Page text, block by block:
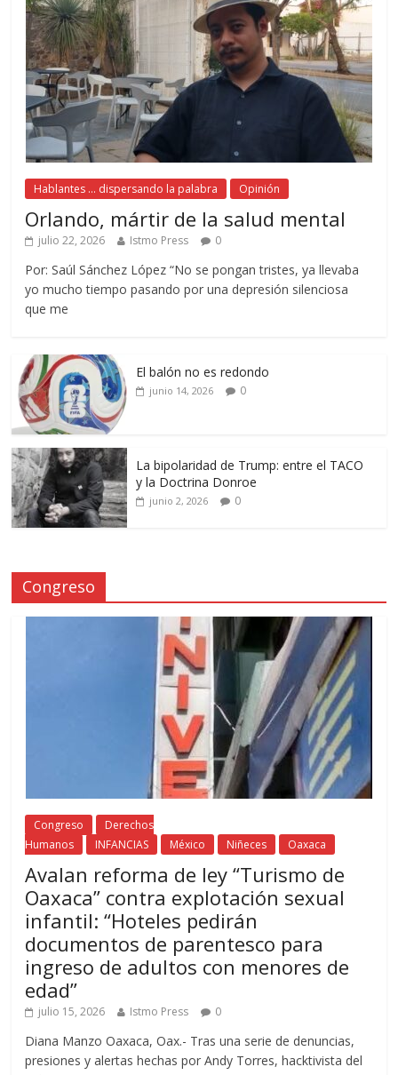
Hablantes ... dispersando la palabra Opinión
Orlando, mártir de la salud mental
julio 22, 2026 Istmo Press 0
Por: Saúl Sánchez López “No se pongan tristes, ya llevaba
yo mucho tiempo pasando por una depresión silenciosa
que me
El balón no es redondo
junio 14, 2026 0
La bipolaridad de Trump: entre el TACO
y la Doctrina Donroe
junio 2, 2026 0
Congreso
Congreso
Derechos
Humanos
INFANCIAS México Niñeces Oaxaca
Avalan reforma de ley “Turismo de
Oaxaca” contra explotación sexual
infantil: “Hoteles pedirán
documentos de parentesco para
ingreso de adultos con menores de
edad”
julio 15, 2026 Istmo Press 0
Diana Manzo Oaxaca, Oax.- Tras una serie de denuncias,
presiones y alertas hechas por Andy Torres, hacktivista del